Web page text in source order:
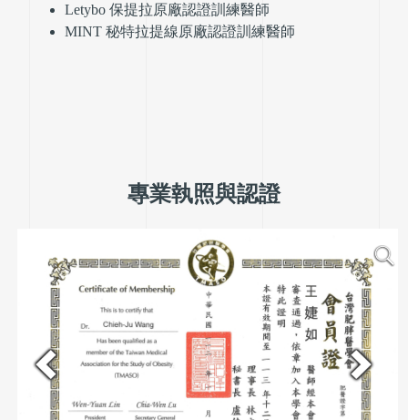
Letybo 保提拉原廠認證訓練醫師
MINT 秘特拉提線原廠認證訓練醫師
專業執照與認證